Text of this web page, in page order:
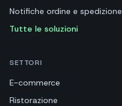
Notifiche ordine e spedizione
Tutte le soluzioni
SETTORI
E-commerce
Ristorazione